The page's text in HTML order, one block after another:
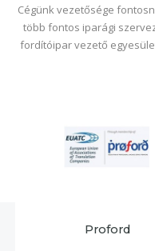
Cégünk vezetősége
több fontos iparági
fordítóipar vezető
Proford